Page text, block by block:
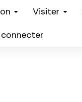
Visiter
connecter